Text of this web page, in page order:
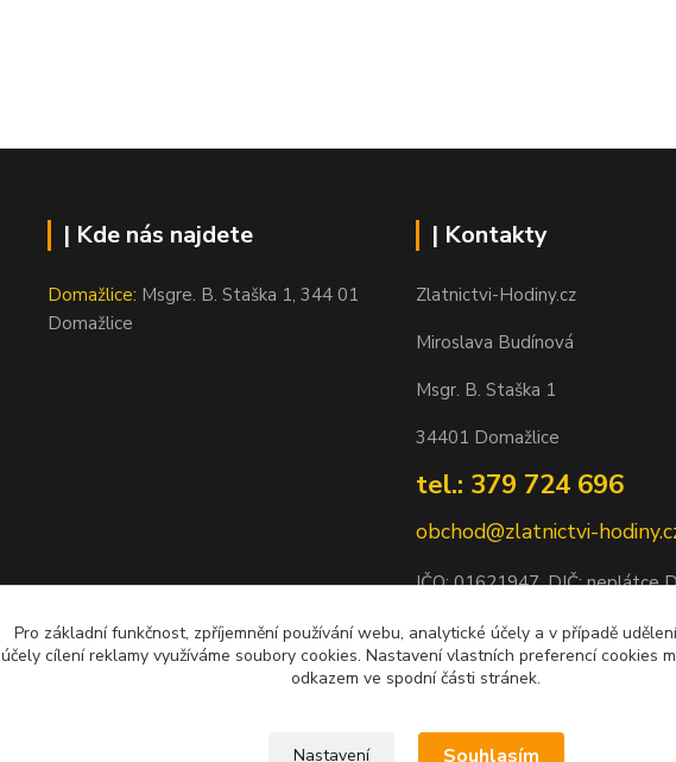
| Kde nás najdete
Domažlice: Msgre. B. Staška 1, 344 01
Domažlice
| Kontakty
Zlatnictvi-Hodiny.cz
Miroslava Budínová
Msgr. B. Staška 1
34401 Domažlice
tel.: 379 724 696
obchod@zlatnictvi-
IČO: 01621947, DIČ: neplátce
Bankovní spojení:
Pro základní funkčnost, zpříjemnění používání webu, analytické účely a v případě
účely cílení reklamy využíváme soubory cookies. Nastavení vlastních preferencí cookies
odkazem ve spodní části stránek.
Nastavení Souhlasím